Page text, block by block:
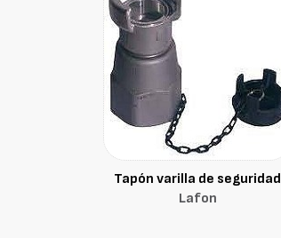
Tapón varilla de seguridad
Lafon